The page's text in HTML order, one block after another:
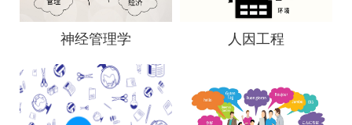
神经管理学 人因工程